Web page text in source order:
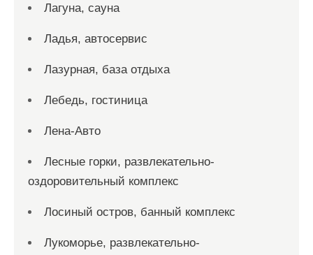
Лагуна, сауна
Ладья, автосервис
Лазурная, база отдыха
Лебедь, гостиница
Лена-Авто
Лесные горки, развлекательно-
оздоровительный комплекс
Лосиный остров, банный комплекс
Лукоморье, развлекательно-